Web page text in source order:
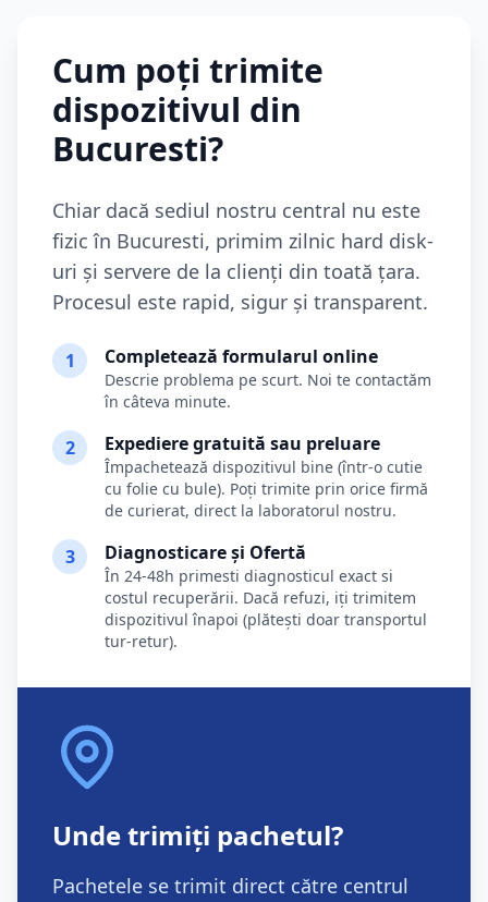
Cum poți trimite
dispozitivul din
Bucuresti?
Chiar dacă sediul nostru central nu este
fizic în Bucuresti, primim zilnic hard disk-
uri și servere de la clienți din toată țara.
Procesul este rapid, sigur și transparent.
1 Completează formularul online
Descrie problema pe scurt. Noi te contactăm
în câteva minute.
2 Expediere gratuită sau preluare
Împachetează dispozitivul bine (într-o cutie
cu folie cu bule). Poți trimite prin orice firmă
de curierat, direct la laboratorul nostru.
3 Diagnosticare și Ofertă
În 24-48h primesti diagnosticul exact si
costul recuperării. Dacă refuzi, iți trimitem
dispozitivul înapoi (plătești doar transportul
tur-retur).
Unde trimiți pachetul?
Pachetele se trimit direct către centrul